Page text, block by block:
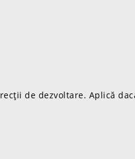
de dezvoltare. Aplică